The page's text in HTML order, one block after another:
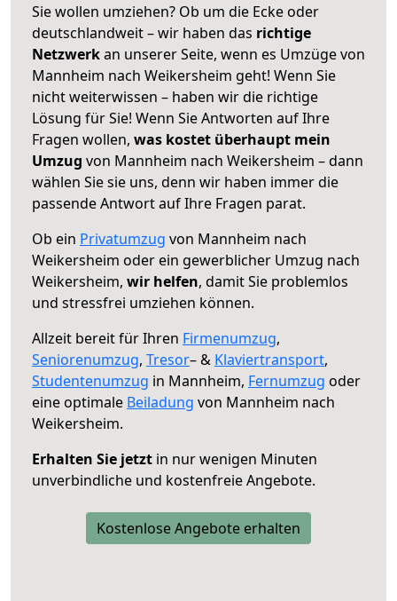
Sie wollen umziehen? Ob um die Ecke oder
deutschlandweit – wir haben das richtige
Netzwerkan unserer Seite, wenn es Umzüge von
Mannheim nach Weikersheim geht! Wenn Sie
nicht weiterwissen – haben wir die richtige
Lösung für Sie! Wenn Sie Antworten auf Ihre
Fragen wollen, was kostet überhaupt mein
Umzug von Mannheim nach Weikersheim – dann
wählen Sie sie uns, denn wir haben immer die
passende Antwort auf Ihre Fragen parat.
Ob ein Privatumzug von Mannheim nach
Weikersheim oder ein gewerblicher Umzug nach
Weikersheim, wir helfen, damit Sie problemlos
und stressfrei umziehen können.
Allzeit bereit für Ihren Firmenumzug,
Seniorenumzug, Tresor– & Klaviertransport,
Studentenumzug in Mannheim, Fernumzug oder
eine optimale Beiladung von Mannheim nach
Weikersheim.
Erhalten Sie jetzt in nur wenigen Minuten
unverbindliche und kostenfreie Angebote.
Kostenlose Angebote erhalten